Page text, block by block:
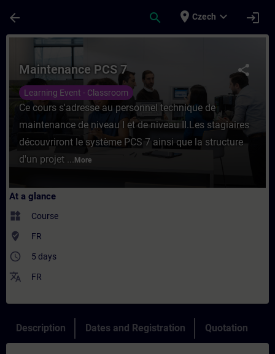
arrow_back search place Czech expand_more login
Course - Maintenance PCS 7 - Training -
share
Maintenance PCS 7
Learning Event - Classroom
Ce cours s'adresse au personnel technique de
maintenance de niveau I et de niveau II.Les stagiaires
découvriront le système PCS 7 ainsi que la structure
d'un projet ... More
At a glance
widgets Course
where_to_vote FR
access_time 5 days
translate FR
Description Dates and Registration Quotation